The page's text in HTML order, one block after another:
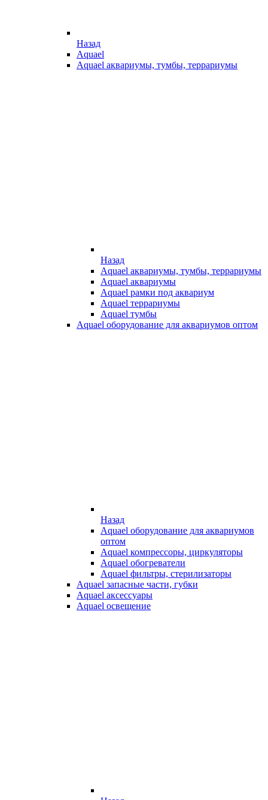
Назад
Aquael
Aquael аквариумы, тумбы, террариумы
Назад
Aquael аквариумы, тумбы, террариумы
Aquael аквариумы
Aquael рамки под аквариум
Aquael террариумы
Aquael тумбы
Aquael оборудование для аквариумов оптом
Назад
Aquael оборудование для аквариумов
оптом
Aquael компрессоры, циркуляторы
Aquael обогреватели
Aquael фильтры, стерилизаторы
Aquael запасные части, губки
Aquael аксессуары
Aquael освещение